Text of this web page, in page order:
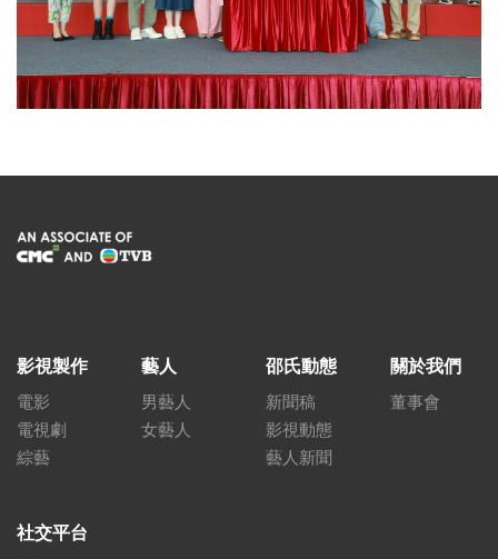
影視製作
電影
電視劇
綜藝
藝人
男藝人
女藝人
邵氏動態
新聞稿
影視動態
藝人新聞
關於我們
董事會
社交平台